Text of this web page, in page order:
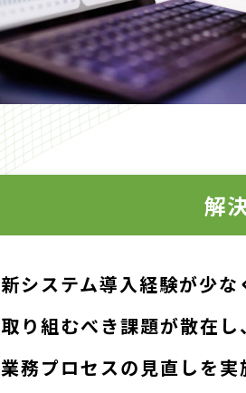
解
新システム導入経験が少
取り組むべき課題が散在
業務プロセスの見直しを実